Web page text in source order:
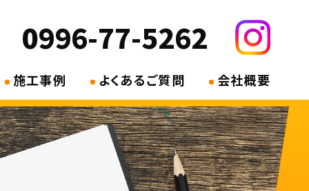
0996-77-5262
施工事例 よくあるご質問 会社概要